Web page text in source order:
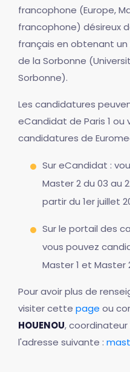
francophone (Europe,
francophone) désireux
français en obtenant
de la Sorbonne
Sorbonne).
Les candidatures
eCandidat de Paris 1 ou
candidatures de
Sur eCandidat :
Master 2 du 03 au
partir du 1er juillet
Sur le portail des
vous pouvez
Master 1 et Master
Pour avoir plus de
visiter cette page ou
HOUENOU,
l'adresse suivante :